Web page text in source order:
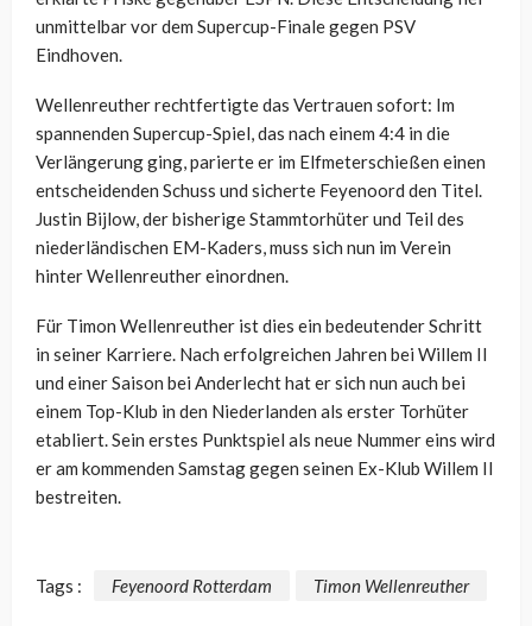
unmittelbar vor dem Supercup-Finale gegen PSV
Eindhoven.
Wellenreuther rechtfertigte das Vertrauen sofort: Im
spannenden Supercup-Spiel, das nach einem 4:4 in die
Verlängerung ging, parierte er im Elfmeterschießen einen
entscheidenden Schuss und sicherte Feyenoord den Titel.
Justin Bijlow, der bisherige Stammtorhüter und Teil des
niederländischen EM-Kaders, muss sich nun im Verein
hinter Wellenreuther einordnen.
Für Timon Wellenreuther ist dies ein bedeutender Schritt
in seiner Karriere. Nach erfolgreichen Jahren bei Willem II
und einer Saison bei Anderlecht hat er sich nun auch bei
einem Top-Klub in den Niederlanden als erster Torhüter
etabliert. Sein erstes Punktspiel als neue Nummer eins wird
er am kommenden Samstag gegen seinen Ex-Klub Willem II
bestreiten.
Tags : Feyenoord Rotterdam Timon Wellenreuther